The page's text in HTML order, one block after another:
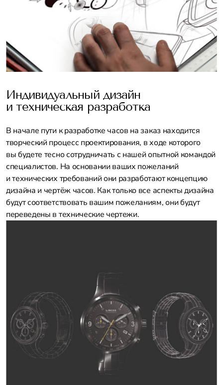
Индивидуальный дизайн
и техническая разработка
В начале пути к разработке часов на заказ находится
творческий процесс проектирования, в ходе которого
вы будете тесно сотрудничать с нашей опытной командой
специалистов. На основании ваших пожеланий
и технических требований они разработают концепцию
дизайна и чертёж часов. Как только все аспекты дизайна
будут соответствовать вашим пожеланиям, они будут
переведены в технические чертежи.